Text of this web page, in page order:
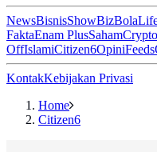
NewsBisnisShowBizBola
FaktaEnam PlusSahamCrypto
OffIslamiCitizen6OpiniFeeds
KontakKebijakan Privasi
Home
Citizen6